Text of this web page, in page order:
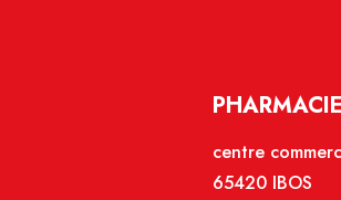
centre
65420 IBOS